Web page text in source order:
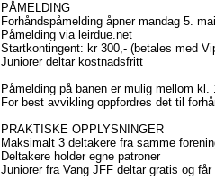
PÅMELDING
Forhåndspåmelding åpner mandag 5.
Påmelding via leirdue.net
Startkontingent: kr 300,- (betales med
Juniorer deltar kostnadsfritt
Påmelding på banen er mulig mellom kl.
For best avvikling oppfordres det til
PRAKTISKE OPPLYSNINGER
Maksimalt 3 deltakere fra samme
Deltakere holder egne patroner
Juniorer fra Vang JFF deltar gratis og